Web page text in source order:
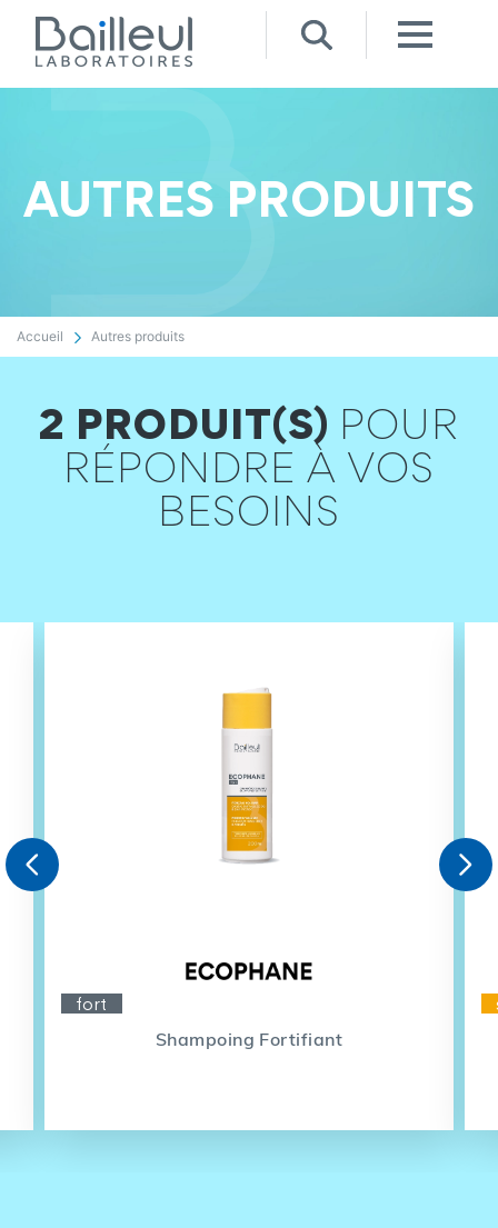
AUTRES PRODUITS
Accueil Autres produits
2 PRODUIT(S) POUR
RÉPONDRE À VOS
BESOINS

fort
Shampoing Fortifiant
